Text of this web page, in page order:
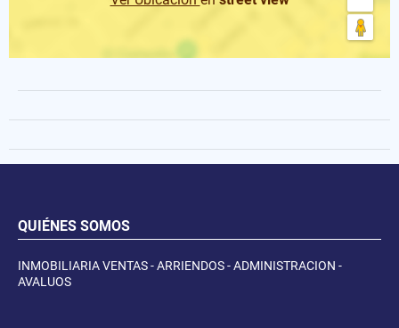
QUIÉNES SOMOS
INMOBILIARIA VENTAS - ARRIENDOS - ADMINISTRACION -
AVALUOS